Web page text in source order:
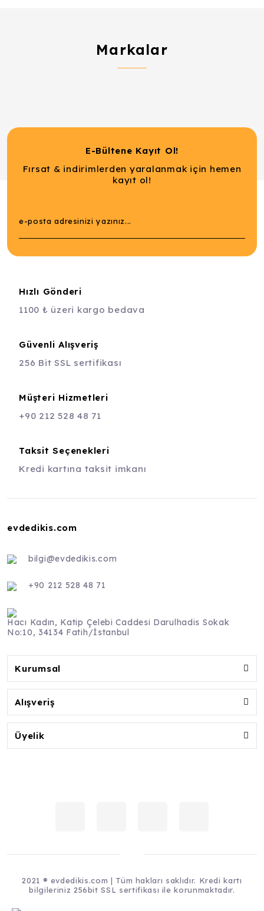
Markalar
E-Bültene Kayıt Ol!
Fırsat & indirimlerden yaralanmak için hemen
kayıt ol!
Hızlı Gönderi
1100 ₺ üzeri kargo bedava
Güvenli Alışveriş
256 Bit SSL sertifikası
Müşteri Hizmetleri
+90 212 528 48 71
Taksit Seçenekleri
Kredi kartına taksit imkanı
evdedikis.com
bilgi@evdedikis.com
+90 212 528 48 71
Hacı Kadın, Katip Çelebi Caddesi Darulhadis Sokak
No:10, 34134 Fatih/İstanbul
Kurumsal
Alışveriş
Üyelik
2021 ® evdedikis.com | Tüm hakları saklıdır. Kredi kartı
bilgileriniz 256bit SSL sertifikası ile korunmaktadır.